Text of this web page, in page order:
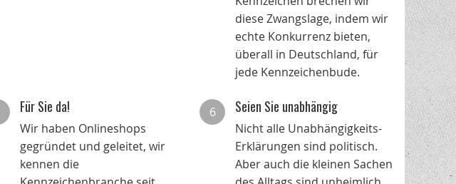
diese Zwangslage, indem wir
echte Konkurrenz bieten,
überall in Deutschland, für
jede Kennzeichenbude.
Für Sie da!
Wir haben Onlineshops
gegründet und geleitet, wir
kennen die
6 Seien Sie unabhängig
Nicht alle Unabhängigkeits-
Erklärungen sind politisch.
Aber auch die kleinen Sachen